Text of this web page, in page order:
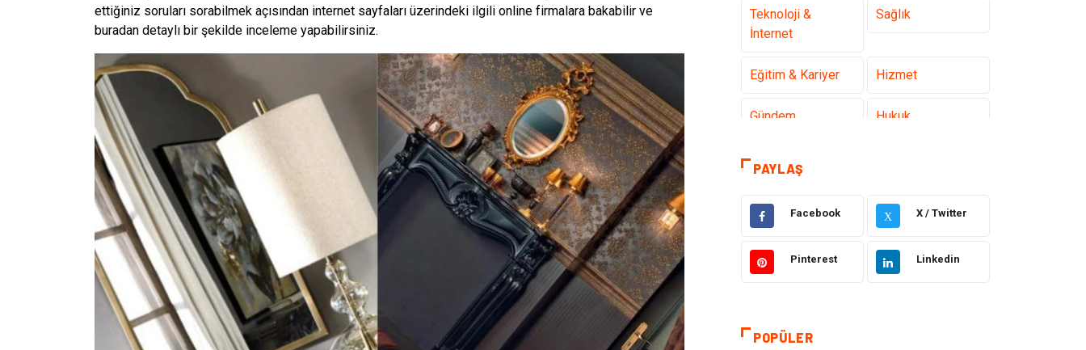
ettiğiniz soruları sorabilmek açısından internet sayfaları üzerindeki ilgili online firmalara bakabilir ve
buradan detaylı bir şekilde inceleme yapabilirsiniz.
Teknoloji &
İnternet
Sağlık
Eğitim & Kariyer Hizmet
Gündem Hukuk
Moda
Yazılım
Giyim
PAYLAŞ
Facebook X X / Twitter
Pinterest Linkedin
POPÜLER